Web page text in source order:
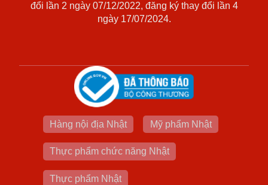
đổi lần 2 ngày 07/12/2022, đăng ký thay đổi lần 4
ngày 17/07/2024.
Hàng nội địa Nhật Mỹ phẩm Nhật
Thực phẩm chức năng Nhật
Thực phẩm Nhật